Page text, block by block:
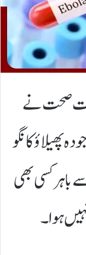
صحت نے
پھیلاؤ کانگو
باہر کسی بھی
ہوا۔